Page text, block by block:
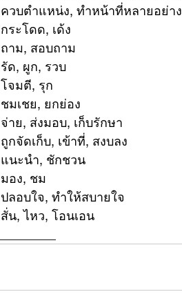
46		兼ねる		かねる		ควบตำแหน่ง, ทำหน้าที่หลายอย่าง
47		跳ねる		はねる		กระโดด, เด้ง
48		尋ねる		たずねる		ถาม, สอบถาม
49		締める		しめる		รัด, ผูก, รวบ
50		攻める		せめる		โจมตี, รุก
51		褒める		ほめる		ชมเชย, ยกย่อง
52		納める		おさめる		จ่าย, ส่งมอบ, เก็บรักษา
52 (自)	納まる		おさまる		ถูกจัดเก็บ, เข้าที่, สงบลง
53		勧める		すすめる		แนะนำ, ชักชวน
54		眺める		ながめる		มอง, ชม
55		慰める		なぐさめる	ปลอบใจ, ทำให้สบายใจ
56		揺れる		ゆれる		สั่น, ไหว, โอนเอน